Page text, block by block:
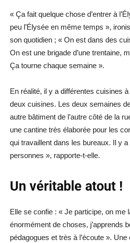
« Ça fait quelque chose d’entrer à
peu l’Élysée en même temps »,
son quotidien ; « On est dans des
On est une brigade d’une trentaine,
Ça tourne chaque semaine ».
En réalité, il y a différentes cuisines à
deux cuisines. Les deux semaines
autre bâtiment de l’autre côté de la
une cantine très élaborée pour les
qui travaillent dans les bureaux. Il y
personnes », rapporte-t-elle.
Un véritable atout !
Elle se confie : « Je participe, on me
énormément de choses, j’apprends
pédagogues et très à l’écoute ».